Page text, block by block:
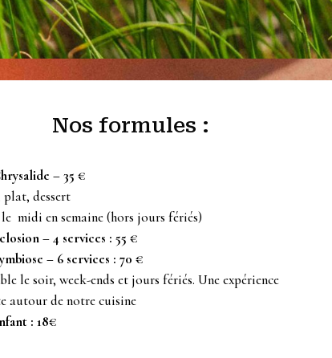
Nos formules :
– 35 €
plat, dessert
le midi en semaine (hors jours fériés)
– 4 services : 55 €
– 6 services : 70 €
le soir, week-ends et jours fériés. Une expérience
autour de notre cuisine
: 18€